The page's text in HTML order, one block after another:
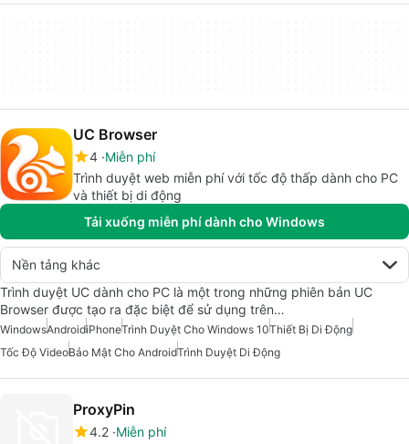
UC Browser
4 Miễn phí
Trình duyệt web miễn phí với tốc độ thấp dành cho PC
và thiết bị di động
Tải xuống miễn phí dành cho Windows
Nền tảng khác
Trình duyệt UC dành cho PC là một trong những phiên bản UC
Browser được tạo ra đặc biệt để sử dụng trên…
WindowsAndroidiPhoneTrình Duyệt Cho Windows 10Thiết Bị Di Động
Tốc Độ VideoBảo Mật Cho AndroidTrình Duyệt Di Động
ProxyPin
4.2 Miễn phí